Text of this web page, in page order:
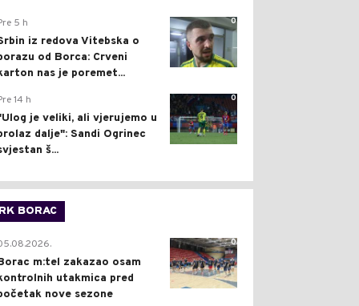
0
5 h
iz redova Vitebska o
od Borca: Crveni
nas je poremet...
0
14 h
je veliki, ali vjerujemo u
dalje": Sandi Ogrinec
š...
RK BORAC
0
m:tel zakazao osam
utakmica pred
nove sezone